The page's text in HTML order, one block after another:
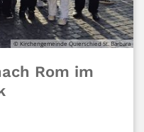
© Kirchengemeinde Quierschied St. Barbara
Rom im